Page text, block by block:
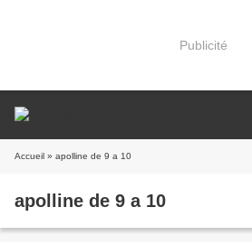
Publicité
Accueil » apolline de 9 a 10
apolline de 9 a 10